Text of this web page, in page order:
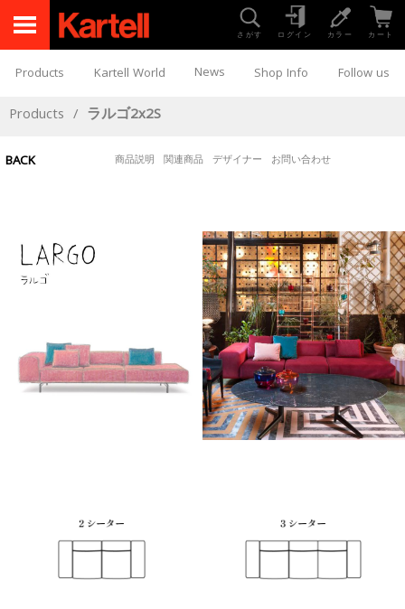
さがす ログイン カラー カート
Products Kartell World News Shop Info Follow us
Products / ラルゴ2x2S
BACK 商品説明 関連商品 デザイナー お問い合わせ